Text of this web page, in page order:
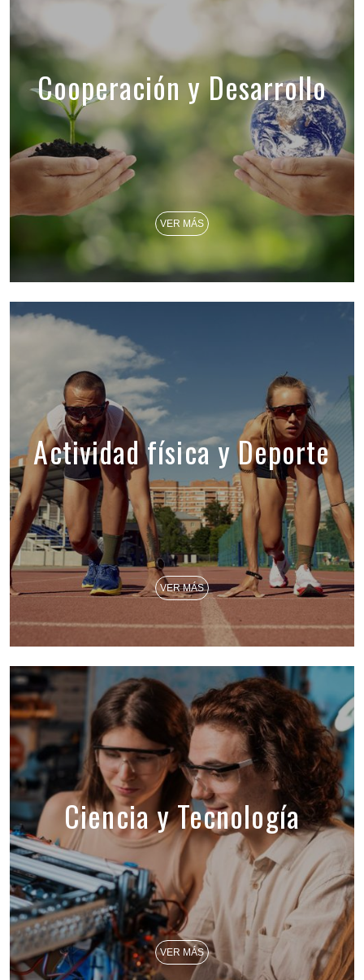
Cooperación y Desarrollo
VER MÁS
Actividad física y Deporte
VER MÁS
Ciencia y Tecnología
VER MÁS